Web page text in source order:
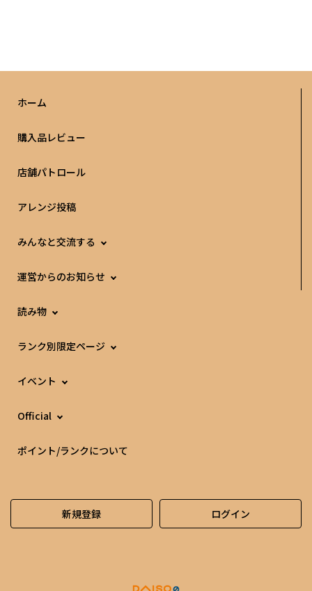
ダイソーは「時間を忘れて過ごせる夢の国」まさに、「H
週8回ハシゴダイソーをして巡ることもあります。 のむく
ダイソーは切っても切り離せないという、ダイソー愛が強
があるの？ ダイソーのノートに記録を記入し続けていま
す。2026年1月時点で「約190店舗」巡っています。 【全
岡県・長崎県・兵庫県・大阪府・神奈川県・東京都・千葉
【スキル】マーケティングの知識少々・ドローン【趣味】
賞･ゴルフ【特技】ダイソーのセルフレジ早打ち 自分自身
の特徴 好きなものはとことん好き、言い換えれば苦手な
高みを目指すため、自分には厳しいほうだと思います。目
をタップ ダイソーから学んだことは何ですか？ ・気にな
考え方を誰かに伝える機会が増えたので自信にも繋がり、
業者さんが一番大切にしていたお言葉です。今感謝を伝え
たい人が突然居なくなったら、絶対後悔すると思うので感
続」 高みを目指す前に続けていないと目指す事ができな
力です」ダイソーの新しい挑戦が僕の活力を刺激し、それ
が栄養素となり、ビタミンとなります。僕もダイソーのよ
うにチャレンジするぞー！！というバイタリティーをいた
ホーム
購入品レビュー
店舗パトロール
アレンジ投稿
みんなと交流する
運営からのお知らせ
読み物
ランク別限定ページ
イベント
Official
ポイント/ランクについて
新規登録 ログイン